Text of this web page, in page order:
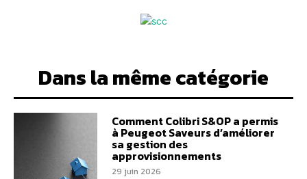
Dans la même catégorie
Comment Colibri S&OP a permis
à Peugeot Saveurs d’améliorer
sa gestion des
approvisionnements
29 juin 2026